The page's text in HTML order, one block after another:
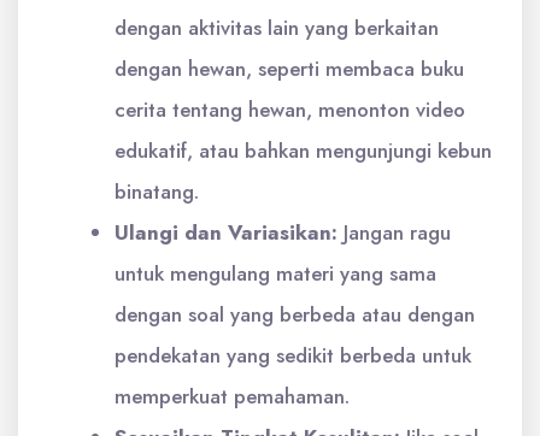
dengan aktivitas lain yang berkaitan
dengan hewan, seperti membaca buku
cerita tentang hewan, menonton video
edukatif, atau bahkan mengunjungi kebun
binatang.
Ulangi dan Variasikan: Jangan ragu
untuk mengulang materi yang sama
dengan soal yang berbeda atau dengan
pendekatan yang sedikit berbeda untuk
memperkuat pemahaman.